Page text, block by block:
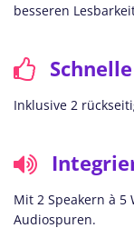
besseren
Inklusive 2
Mit 2 Speakern à
Audiospuren.